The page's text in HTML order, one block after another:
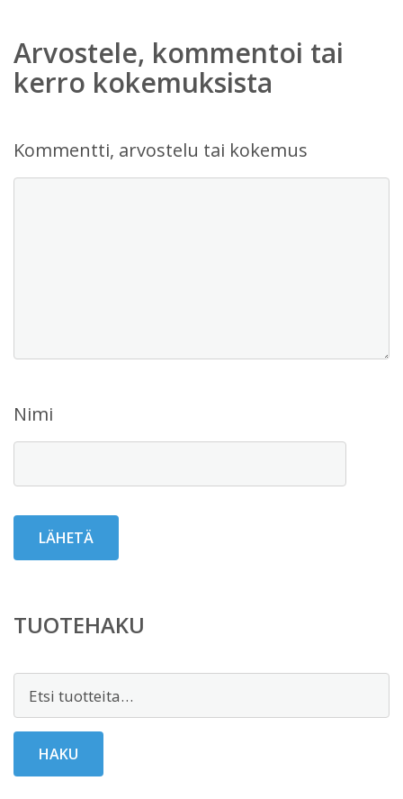
Arvostele, kommentoi tai
kerro kokemuksista
Kommentti, arvostelu tai kokemus
Nimi
TUOTEHAKU
HAKU